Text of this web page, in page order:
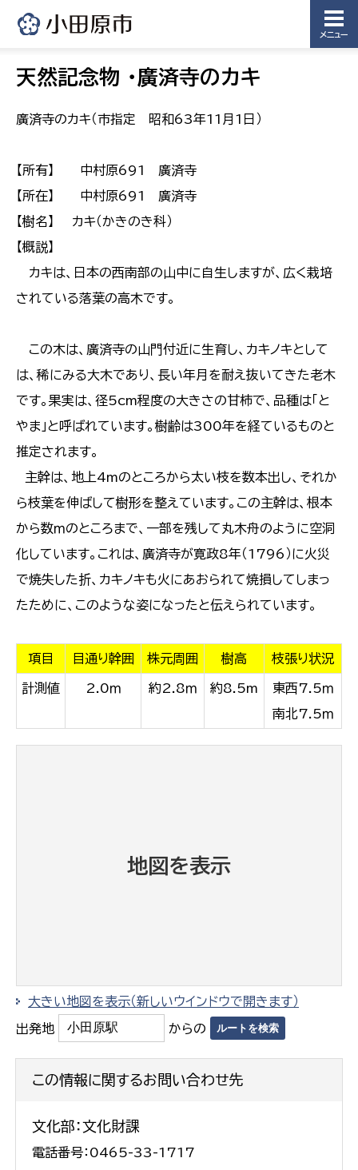
メニュー
天然記念物 ・廣済寺のカキ
廣済寺のカキ（市指定 昭和63年11月1日）
【所有】 中村原691 廣済寺
【所在】 中村原691 廣済寺
【樹名】 カキ（かきのき科）
【概説】
カキは、日本の西南部の山中に自生しますが、広く栽培
されている落葉の高木です。
この木は、廣済寺の山門付近に生育し、カキノキとして
は、稀にみる大木であり、長い年月を耐え抜いてきた老木
です。果実は、径5cm程度の大きさの甘柿で、品種は「と
やま」と呼ばれています。樹齢は300年を経ているものと
推定されます。
主幹は、地上4mのところから太い枝を数本出し、それか
ら枝葉を伸ばして樹形を整えています。この主幹は、根本
から数ｍのところまで、一部を残して丸木舟のように空洞
化しています。これは、廣済寺が寛政8年（1796）に火災
で焼失した折、カキノキも火にあおられて焼損してしまっ
たために、このような姿になったと伝えられています。
項目 目通り幹囲 株元周囲 樹高 枝張り状況
計測値 2.0ｍ 約2.8ｍ 約8.5m
東西7.5ｍ
南北7.5ｍ
地図を表示
大きい地図を表示（新しいウインドウで開きます）
出発地 からの
この情報に関するお問い合わせ先
文化部：文化財課
電話番号：0465-33-1717